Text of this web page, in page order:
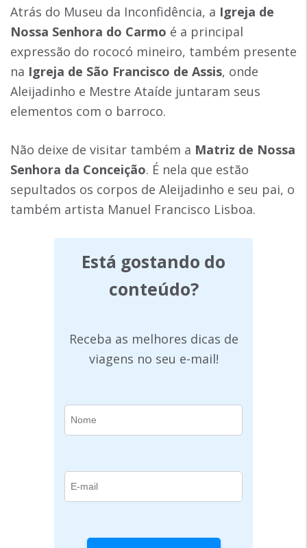
Atrás do Museu da Inconfidência, a Igreja de
Nossa Senhora do Carmo é a principal
expressão do rococó mineiro, também presente
na Igreja de São Francisco de Assis, onde
Aleijadinho e Mestre Ataíde juntaram seus
elementos com o barroco.
Não deixe de visitar também a Matriz de Nossa
Senhora da Conceição. É nela que estão
sepultados os corpos de Aleijadinho e seu pai, o
também artista Manuel Francisco Lisboa.
Está gostando do
conteúdo?
Receba as melhores dicas de
viagens no seu e-mail!